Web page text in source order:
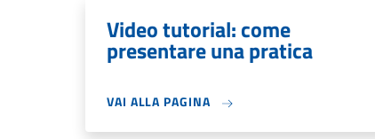
Video tutorial: come
presentare una pratica
VAI ALLA PAGINA